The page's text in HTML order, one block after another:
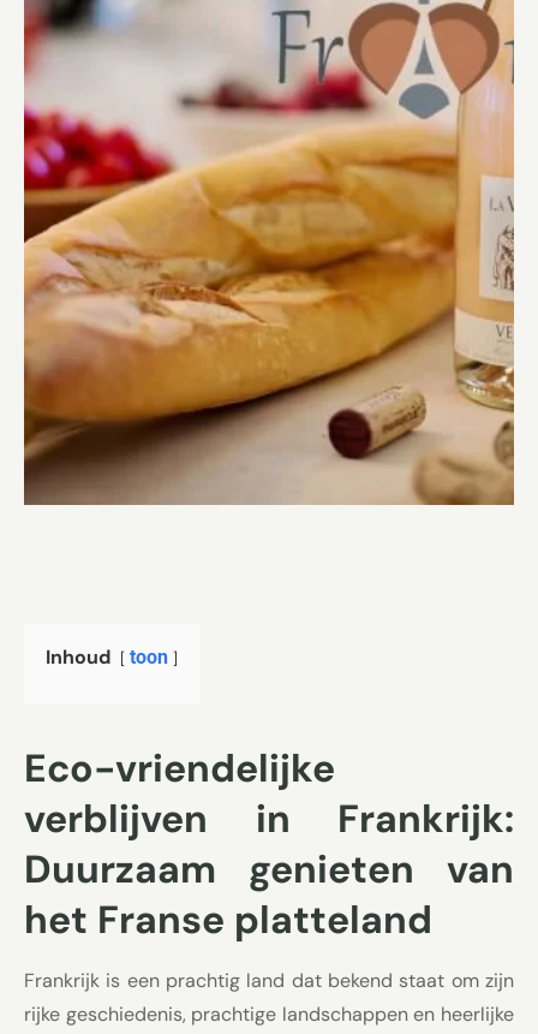
Inhoud toon
Eco-vriendelijke
verblijven in Frankrijk:
Duurzaam genieten van
het Franse platteland
Frankrijk is een prachtig land dat bekend staat om zijn
rijke geschiedenis, prachtige landschappen en heerlijke